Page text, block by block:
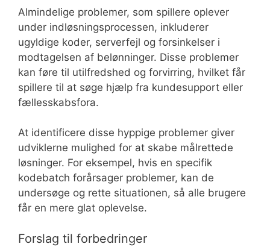
Almindelige problemer, som spillere oplever
under indløsningsprocessen, inkluderer
ugyldige koder, serverfejl og forsinkelser i
modtagelsen af belønninger. Disse problemer
kan føre til utilfredshed og forvirring, hvilket får
spillere til at søge hjælp fra kundesupport eller
fællesskabsfora.
At identificere disse hyppige problemer giver
udviklerne mulighed for at skabe målrettede
løsninger. For eksempel, hvis en specifik
kodebatch forårsager problemer, kan de
undersøge og rette situationen, så alle brugere
får en mere glat oplevelse.
Forslag til forbedringer